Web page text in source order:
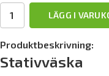
LÄGG I
Produktbeskrivning:
Stativväska